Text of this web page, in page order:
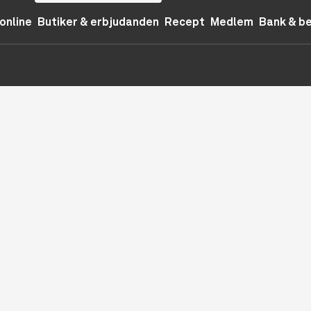
Butiker & erbjudanden Recept Medlem Bank &